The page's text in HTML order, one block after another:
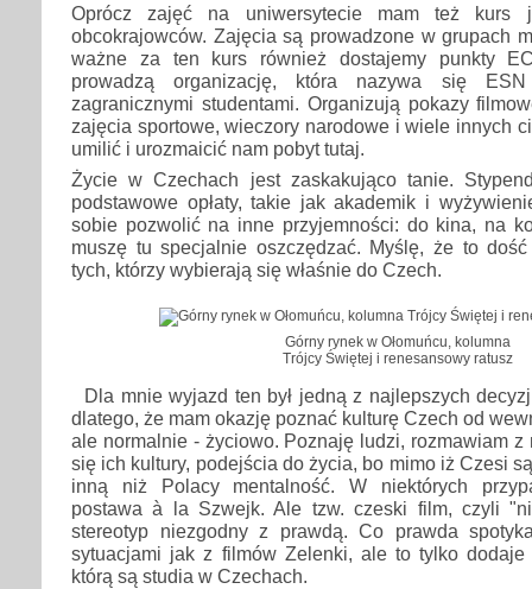
Oprócz zajęć na uniwersytecie mam też kurs
obcokrajowców. Zajęcia są prowadzone w grupach
ważne za ten kurs również dostajemy punkty
prowadzą organizację, która nazywa się
zagranicznymi studentami. Organizują pokazy
zajęcia sportowe, wieczory narodowe i wiele innych
umilić i urozmaicić nam pobyt tutaj.
Życie w Czechach jest zaskakująco tanie.
podstawowe opłaty, takie jak akademik i
sobie pozwolić na inne przyjemności: do kina, na
muszę tu specjalnie oszczędzać. Myślę, że to
tych, którzy wybierają się właśnie do Czech.
Górny rynek w Ołomuńcu, kolumna
Trójcy Świętej i renesansowy ratusz
Dla mnie wyjazd ten był jedną z najlepszych
dlatego, że mam okazję poznać kulturę Czech od
ale normalnie - życiowo. Poznaję ludzi, rozmawiam
się ich kultury, podejścia do życia, bo mimo iż Czesi
inną niż Polacy mentalność. W niektórych
postawa à la Szwejk. Ale tzw. czeski film, czyli
stereotyp niezgodny z prawdą. Co prawda
sytuacjami jak z filmów Zelenki, ale to tylko dodaje
którą są studia w Czechach.